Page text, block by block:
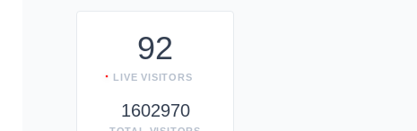
92
LIVE VISITORS
1602970